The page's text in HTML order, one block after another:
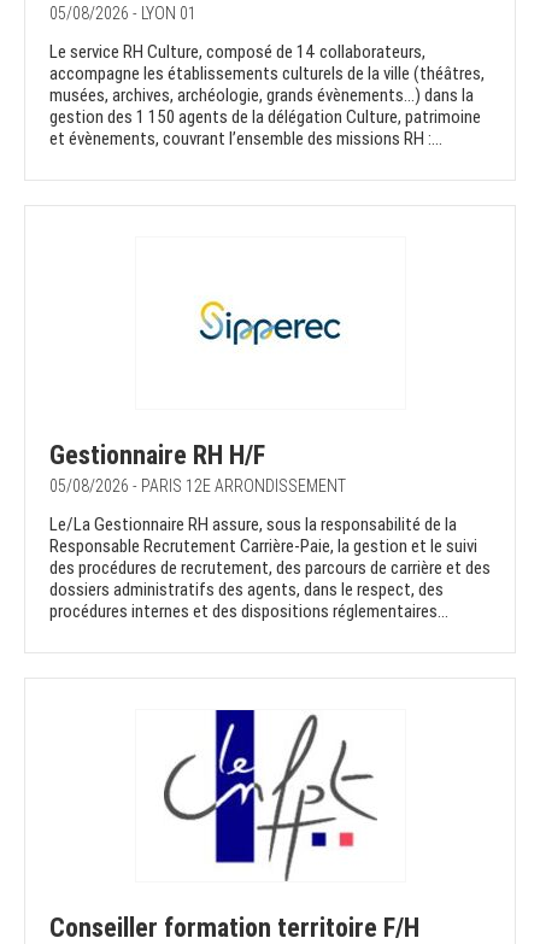
05/08/2026 - LYON 01
Le service RH Culture, composé de 14 collaborateurs,
accompagne les établissements culturels de la ville (théâtres,
musées, archives, archéologie, grands évènements...) dans la
gestion des 1 150 agents de la délégation Culture, patrimoine
et évènements, couvrant l’ensemble des missions RH :...
Gestionnaire RH H/F
05/08/2026 - PARIS 12E ARRONDISSEMENT
Le/La Gestionnaire RH assure, sous la responsabilité de la
Responsable Recrutement Carrière-Paie, la gestion et le suivi
des procédures de recrutement, des parcours de carrière et des
dossiers administratifs des agents, dans le respect, des
procédures internes et des dispositions réglementaires...
Conseiller formation territoire F/H